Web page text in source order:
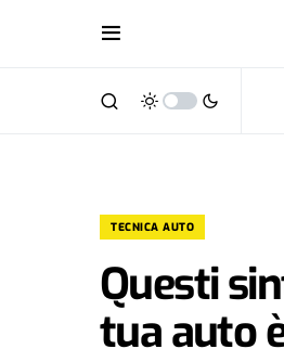
TECNICA AUTO
Questi
tua auto